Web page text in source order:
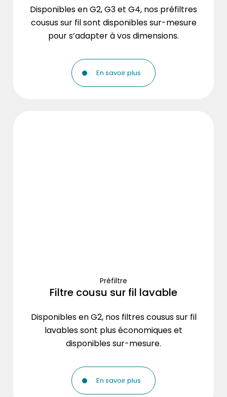
Disponibles en G2, G3 et G4, nos préfiltres
cousus sur fil sont disponibles sur-mesure
pour s’adapter à vos dimensions.
En savoir plus
Préfiltre
Filtre cousu sur fil lavable
Disponibles en G2, nos filtres cousus sur fil
lavables sont plus économiques et
disponibles sur-mesure.
En savoir plus